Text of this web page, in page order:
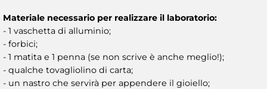
Materiale necessario per realizzare il laboratorio:
- 1 vaschetta di alluminio;
- forbici;
- 1 matita e 1 penna (se non scrive è anche meglio!);
- qualche tovagliolino di carta;
- un nastro che servirà per appendere il gioiello;